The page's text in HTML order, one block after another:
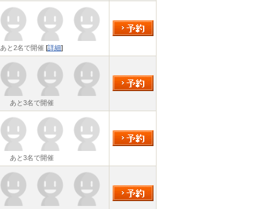
あと2名で開催 [詳細]
あと3名で開催
あと3名で開催